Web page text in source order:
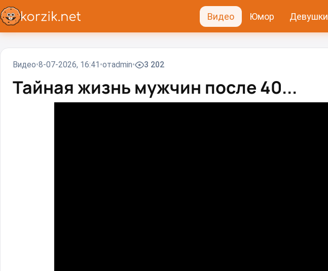
Видео Юмор Девушки
Видео 8-07-2026, 16:41 отadmin 3 202
Тайная жизнь мужчин после 40...⁠⁠